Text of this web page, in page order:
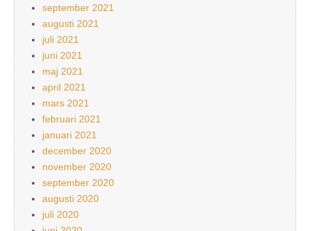
september 2021
augusti 2021
juli 2021
juni 2021
maj 2021
april 2021
mars 2021
februari 2021
januari 2021
december 2020
november 2020
september 2020
augusti 2020
juli 2020